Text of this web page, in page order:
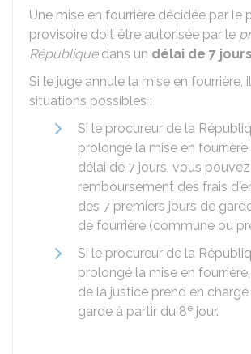
Une mise en fourrière décidée par le
provisoire doit être autorisée par le
Républiquedans un délai de 7 jours
Si le juge annule la mise en fourrière,
situations possibles :
Si le procureur de la
prolongé la mise en fourrière
délai de 7 jours, vous
remboursement des frais
des 7 premiers jours de
de fourrière (commune ou
Si le procureur de la
prolongé la mise en
de la justice prend en
garde à partir du 8e jour.